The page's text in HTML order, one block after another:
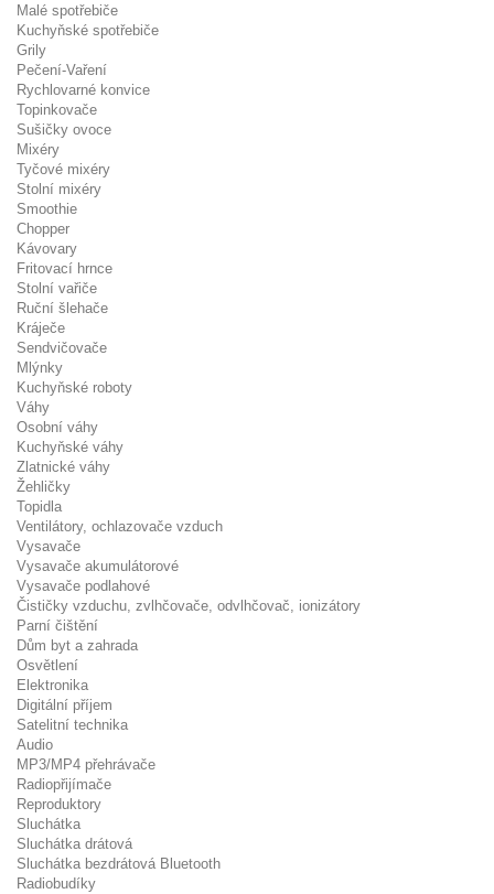
Malé spotřebiče
Kuchyňské spotřebiče
Grily
Pečení-Vaření
Rychlovarné konvice
Topinkovače
Sušičky ovoce
Mixéry
Tyčové mixéry
Stolní mixéry
Smoothie
Chopper
Kávovary
Fritovací hrnce
Stolní vařiče
Ruční šlehače
Kráječe
Sendvičovače
Mlýnky
Kuchyňské roboty
Váhy
Osobní váhy
Kuchyňské váhy
Zlatnické váhy
Žehličky
Topidla
Ventilátory, ochlazovače vzduch
Vysavače
Vysavače akumulátorové
Vysavače podlahové
Čističky vzduchu, zvlhčovače, odvlhčovač, ionizátory
Parní čištění
Dům byt a zahrada
Osvětlení
Elektronika
Digitální příjem
Satelitní technika
Audio
MP3/MP4 přehrávače
Radiopřijímače
Reproduktory
Sluchátka
Sluchátka drátová
Sluchátka bezdrátová Bluetooth
Radiobudíky